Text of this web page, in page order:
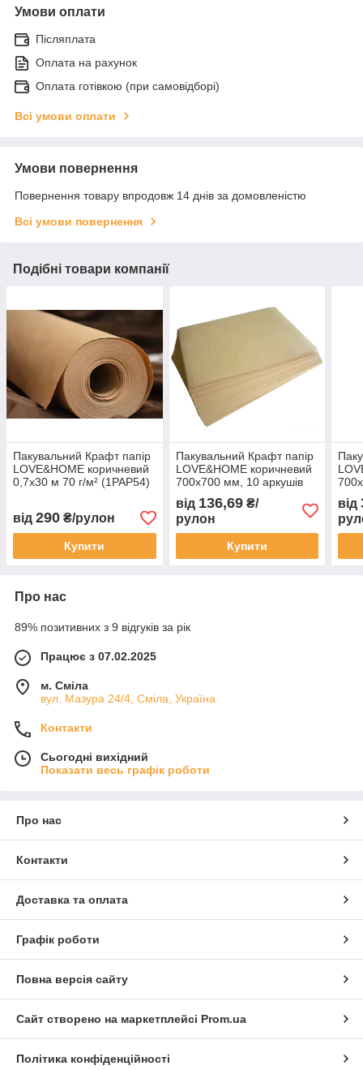
Умови оплати
Післяплата
Оплата на рахунок
Оплата готівкою (при самовідборі)
Всі умови оплати
Умови повернення
Повернення товару впродовж 14 днів за домовленістю
Всі умови повернення
Подібні товари компанії
Пакувальний Крафт папір
LOVE&HOME коричневий
0,7х30 м 70 г/м² (1PAP54)
від 290 ₴/рулон
Купити
Пакувальний Крафт папір
LOVE&HOME коричневий
700х700 мм, 10 аркушів
70 г/м² (1PAP56)
від 136,69₴/
рулон
Купити
70
від
Про нас
89% позитивних з 9 відгуків за рік
Працює з 07.02.2025
м. Сміла
вул. Мазура 24/4, Сміла, Україна
Контакти
Сьогодні вихідний
Показати весь графік роботи
Про нас
Контакти
Доставка та оплата
Графік роботи
Повна версія сайту
Сайт створено на маркетплейсі Prom.ua
Політика конфіденційності